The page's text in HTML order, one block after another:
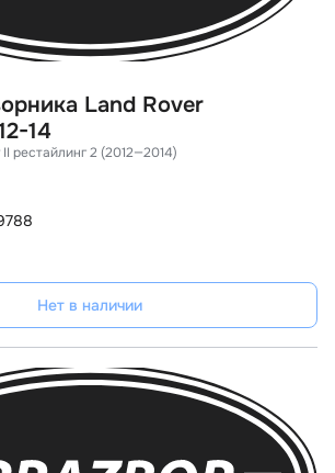
Land Rover
14
рестайлинг 2 (2012—2014)
Нет в наличии